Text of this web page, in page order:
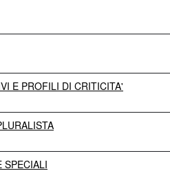
E PROFILI DI CRITICITA'
SPECIALI